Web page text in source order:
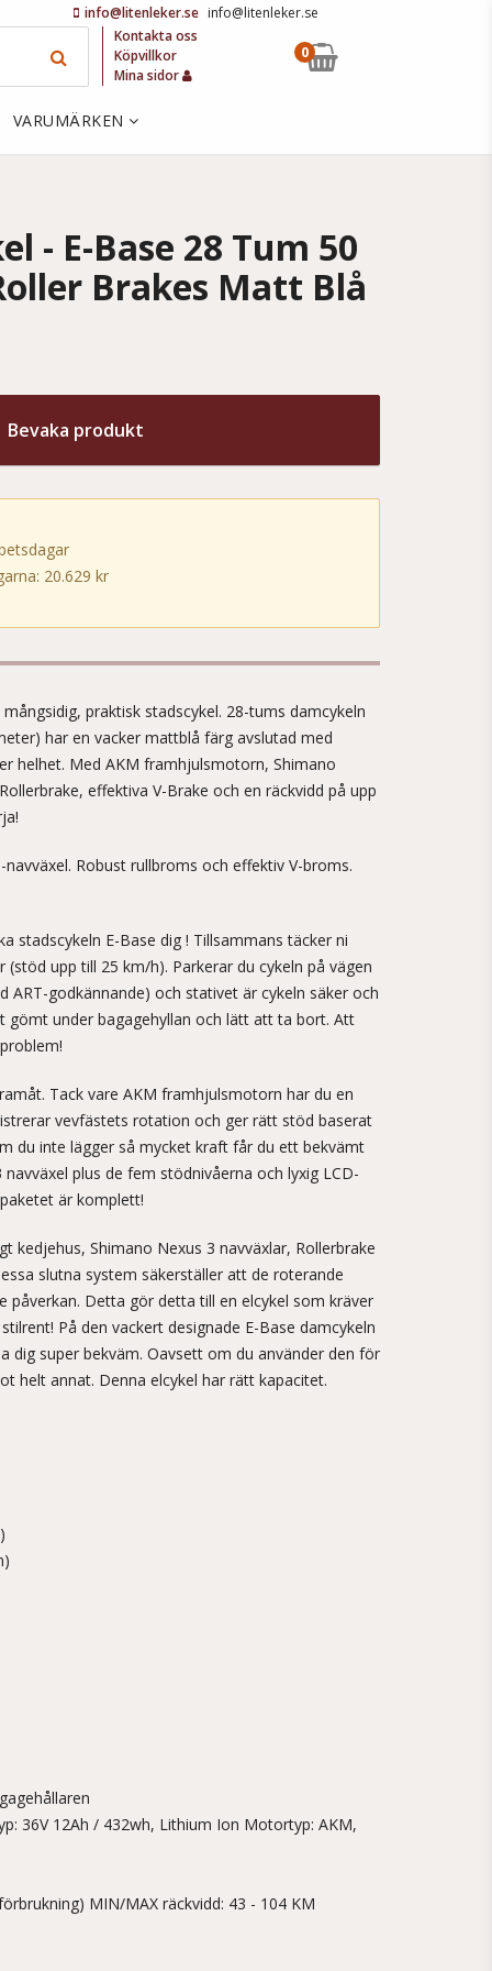
- E-Base 28 Tum 50
Brakes Matt Blå
Bevaka produkt
20.629 kr
praktisk stadscykel. 28-tums damcykeln
har en vacker mattblå färg avslutad med
helhet. Med AKM framhjulsmotorn, Shimano
effektiva V-Brake och en räckvidd på upp
Robust rullbroms och effektiv V-broms.
stadscykeln E-Base dig ! Tillsammans täcker ni
upp till 25 km/h). Parkerar du cykeln på vägen
ART-godkännande) och stativet är cykeln säker och
gömt under bagagehyllan och lätt att ta bort. Att
Tack vare AKM framhjulsmotorn har du en
vevfästets rotation och ger rätt stöd baserat
du inte lägger så mycket kraft får du ett bekvämt
plus de fem stödnivåerna och lyxig LCD-
är komplett!
kedjehus, Shimano Nexus 3 navväxlar, Rollerbrake
slutna system säkerställer att de roterande
påverkan. Detta gör detta till en elcykel som kräver
På den vackert designade E-Base damcykeln
dig super bekväm. Oavsett om du använder den för
helt annat. Denna elcykel har rätt kapacitet.
36V 12Ah / 432wh, Lithium Ion Motortyp: AKM,
MIN/MAX räckvidd: 43 - 104 KM
info@litenleker.se info@litenleker.se
Kontakta oss
Köpvillkor
Mina sidor
0
VARUMÄRKEN